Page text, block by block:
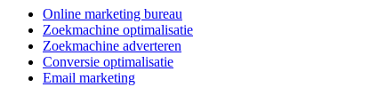
Online marketing bureau
Zoekmachine optimalisatie
Zoekmachine adverteren
Conversie optimalisatie
Email marketing